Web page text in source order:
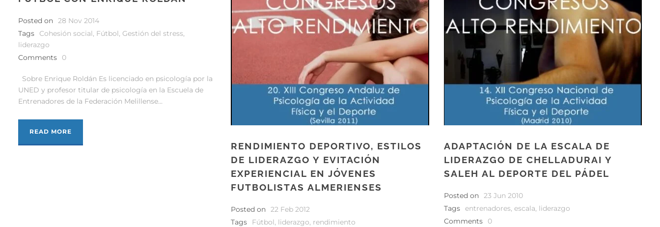
Posted on 28 Nov 2014
Tags
Cohesión social, Fútbol, Gestión del stress,
liderazgo
Comments
0
Sobre Enrique Roldán Es licenciado en psicología por la
UNED y profesor titular de psicología en la Escuela de
Entrenadores de la Federación Melillense...
READ MORE
RENDIMIENTO DEPORTIVO, ESTILOS
DE LIDERAZGO Y EVITACIÓN
EXPERIENCIAL EN JÓVENES
FUTBOLISTAS ALMERIENSES
Posted on 22 Feb 2012
Tags
Fútbol, liderazgo, rendimiento
ADAPTACIÓN DE LA ESCALA DE
LIDERAZGO DE CHELLADURAI Y
SALEH AL DEPORTE DEL PÁDEL
Posted on 23 Jun 2010
Tags entrenadores, escala, liderazgo
Comments
0